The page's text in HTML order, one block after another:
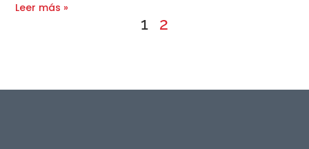
Leer más »
1 2